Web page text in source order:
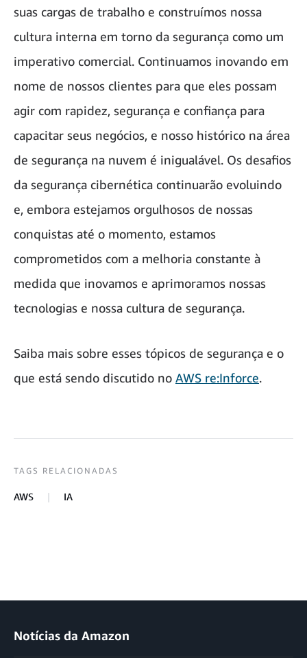
suas cargas de trabalho e construímos nossa
cultura interna em torno da segurança como um
imperativo comercial. Continuamos inovando em
nome de nossos clientes para que eles possam
agir com rapidez, segurança e confiança para
capacitar seus negócios, e nosso histórico na área
de segurança na nuvem é inigualável. Os desafios
da segurança cibernética continuarão evoluindo
e, embora estejamos orgulhosos de nossas
conquistas até o momento, estamos
comprometidos com a melhoria constante à
medida que inovamos e aprimoramos nossas
tecnologias e nossa cultura de segurança.
Saiba mais sobre esses tópicos de segurança e o
que está sendo discutido no AWS re:Inforce.
TAGS RELACIONADAS
AWS IA
Notícias da Amazon